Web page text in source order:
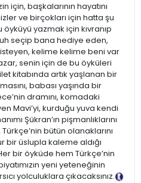
için, başkalarının hayatını
ve birçokları için hatta şu
yazmak için kıvranıp
seçip bana hediye eden,
kelime kelime beni var
senin için de bu öyküleri
kitabında artık yaşlanan bir
babası yaşında bir
dramını, komadaki
Mavi’yi, kurduğu yuva kendi
Şükran’ın pişmanlıklarını
bütün olanaklarını
üslupla kaleme aldığı
bir öyküde hem Türkçe’nin
yeni yeteneğinin
yolculuklara çıkacaksınız.